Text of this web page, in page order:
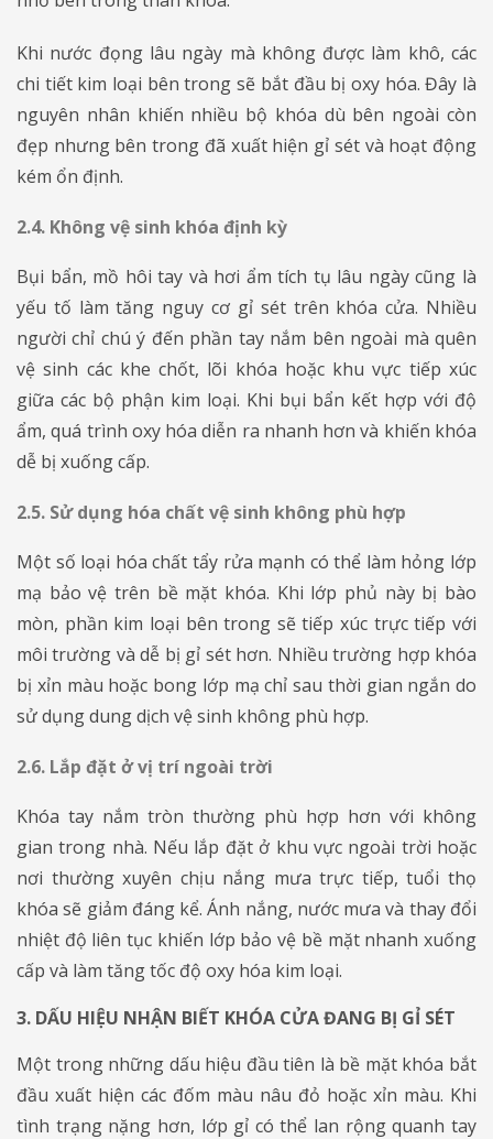
Khi nước đọng lâu ngày mà không được làm khô, các
chi tiết kim loại bên trong sẽ bắt đầu bị oxy hóa. Đây là
nguyên nhân khiến nhiều bộ khóa dù bên ngoài còn
đẹp nhưng bên trong đã xuất hiện gỉ sét và hoạt động
kém ổn định.
2.4. Không vệ sinh khóa định kỳ
Bụi bẩn, mồ hôi tay và hơi ẩm tích tụ lâu ngày cũng là
yếu tố làm tăng nguy cơ gỉ sét trên khóa cửa. Nhiều
người chỉ chú ý đến phần tay nắm bên ngoài mà quên
vệ sinh các khe chốt, lõi khóa hoặc khu vực tiếp xúc
giữa các bộ phận kim loại. Khi bụi bẩn kết hợp với độ
ẩm, quá trình oxy hóa diễn ra nhanh hơn và khiến khóa
dễ bị xuống cấp.
2.5. Sử dụng hóa chất vệ sinh không phù hợp
​​​​​​​Một số loại hóa chất tẩy rửa mạnh có thể làm hỏng lớp
mạ bảo vệ trên bề mặt khóa. Khi lớp phủ này bị bào
mòn, phần kim loại bên trong sẽ tiếp xúc trực tiếp với
môi trường và dễ bị gỉ sét hơn. Nhiều trường hợp khóa
bị xỉn màu hoặc bong lớp mạ chỉ sau thời gian ngắn do
sử dụng dung dịch vệ sinh không phù hợp.
2.6. Lắp đặt ở vị trí ngoài trời
​​​​​​​Khóa tay nắm tròn thường phù hợp hơn với không
gian trong nhà. Nếu lắp đặt ở khu vực ngoài trời hoặc
nơi thường xuyên chịu nắng mưa trực tiếp, tuổi thọ
khóa sẽ giảm đáng kể. Ánh nắng, nước mưa và thay đổi
nhiệt độ liên tục khiến lớp bảo vệ bề mặt nhanh xuống
cấp và làm tăng tốc độ oxy hóa kim loại.
3. DẤU HIỆU NHẬN BIẾT KHÓA CỬA ĐANG BỊ GỈ SÉT
Một trong những dấu hiệu đầu tiên là bề mặt khóa bắt
đầu xuất hiện các đốm màu nâu đỏ hoặc xỉn màu. Khi
tình trạng nặng hơn, lớp gỉ có thể lan rộng quanh tay